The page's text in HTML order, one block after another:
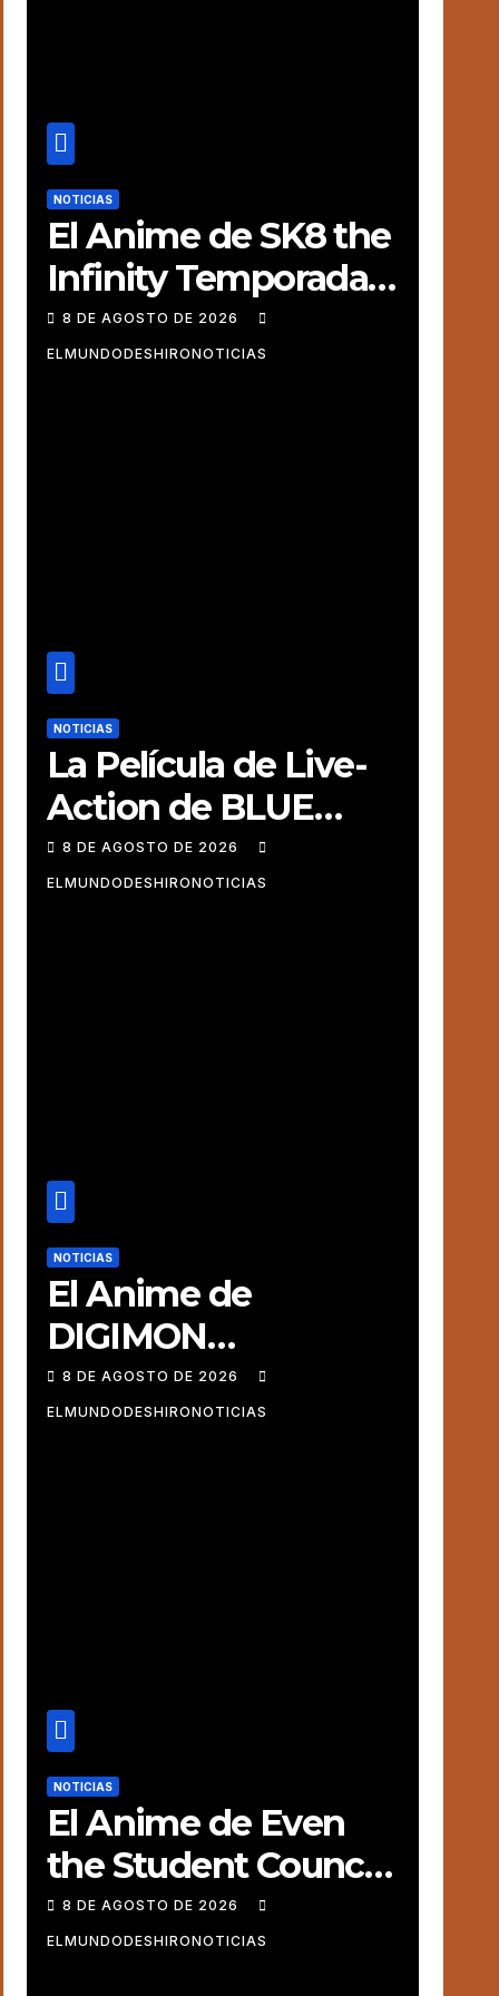
NOTICIAS
El Anime de SK8 the
Infinity Temporada 2
revela una imagen
promocional
8 DE AGOSTO DE 2026
ELMUNDODESHIRONOTICIAS
NOTICIAS
La Película de Live-
Action de BLUE
LOCK revela un
video especial con el
8 DE AGOSTO DE 2026
ELMUNDODESHIRONOTICIAS
NOTICIAS
El Anime de
DIGIMON
BEATBREAK revela
una nueva imagen
8 DE AGOSTO DE 2026
ELMUNDODESHIRONOTICIAS
NOTICIAS
El Anime de Even
the Student Council
Has Its Holes! revela
una nueva Voz
8 DE AGOSTO DE 2026
ELMUNDODESHIRONOTICIAS